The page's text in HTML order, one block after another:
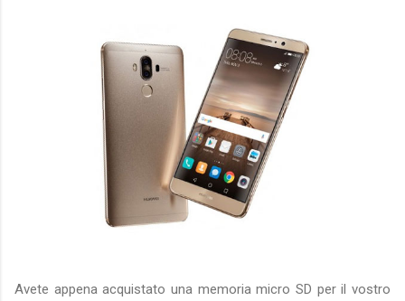
Avete appena acquistato una memoria micro SD per il vostro